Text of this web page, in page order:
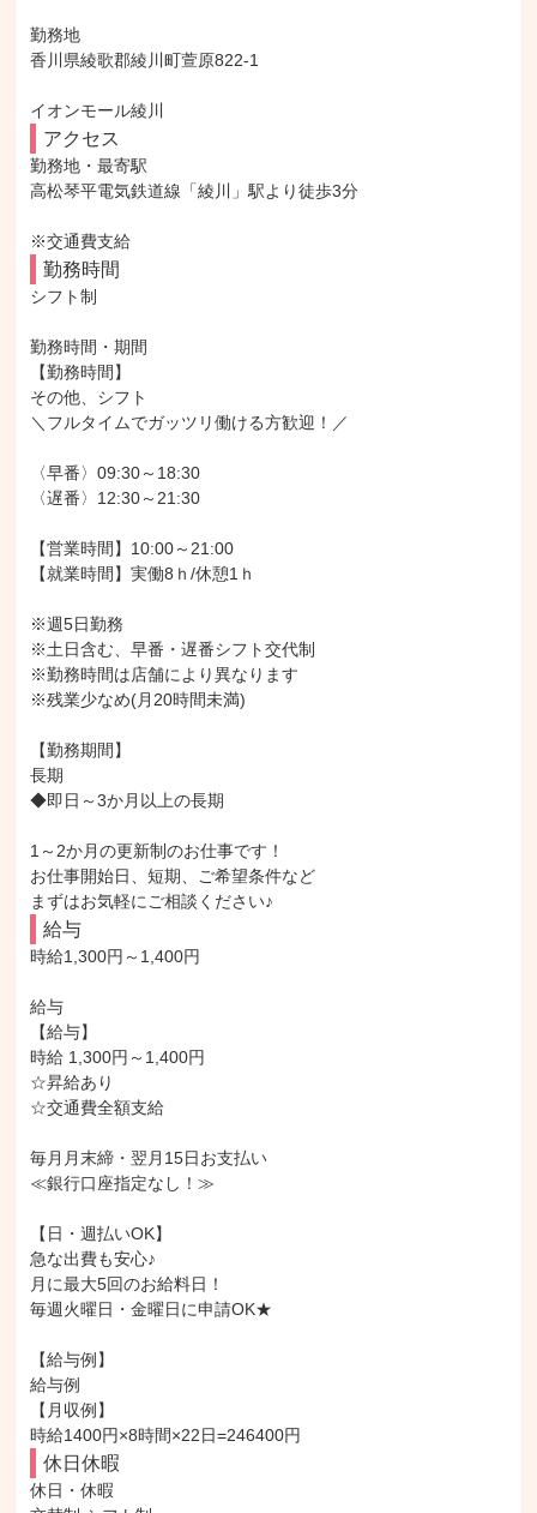
勤務地
香川県綾歌郡綾川町萱原822-1
イオンモール綾川
アクセス
勤務地・最寄駅
高松琴平電気鉄道線「綾川」駅より徒歩3分
※交通費支給
勤務時間
シフト制
勤務時間・期間
【勤務時間】
その他、シフト
＼フルタイムでガッツリ働ける方歓迎！／
〈早番〉09:30～18:30
〈遅番〉12:30～21:30
【営業時間】10:00～21:00
【就業時間】実働8ｈ/休憩1ｈ
※週5日勤務
※土日含む、早番・遅番シフト交代制
※勤務時間は店舗により異なります
※残業少なめ(月20時間未満)
【勤務期間】
長期
◆即日～3か月以上の長期
1～2か月の更新制のお仕事です！
お仕事開始日、短期、ご希望条件など
まずはお気軽にご相談ください♪
給与
時給1,300円～1,400円
給与
【給与】
時給 1,300円～1,400円
☆昇給あり
☆交通費全額支給
毎月月末締・翌月15日お支払い
≪銀行口座指定なし！≫
【日・週払いOK】
急な出費も安心♪
月に最大5回のお給料日！
毎週火曜日・金曜日に申請OK★
【給与例】
給与例
【月収例】
時給1400円×8時間×22日=246400円
休日休暇
休日・休暇